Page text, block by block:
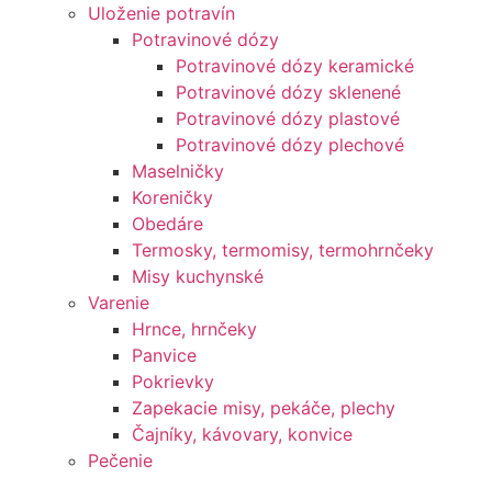
Uloženie potravín
Potravinové dózy
Potravinové dózy keramické
Potravinové dózy sklenené
Potravinové dózy plastové
Potravinové dózy plechové
Maselničky
Koreničky
Obedáre
Termosky, termomisy, termohrnčeky
Misy kuchynské
Varenie
Hrnce, hrnčeky
Panvice
Pokrievky
Zapekacie misy, pekáče, plechy
Čajníky, kávovary, konvice
Pečenie